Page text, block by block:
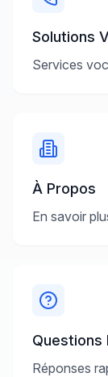
Solutions
Services
À Propos
En savoir
Questions
Réponses